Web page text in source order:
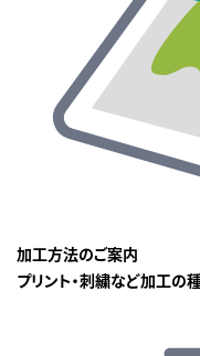
加工方法のご案内
プリント・刺繍など加工の